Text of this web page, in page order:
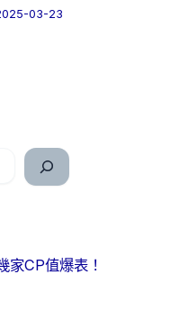
03-23
家CP值爆表！